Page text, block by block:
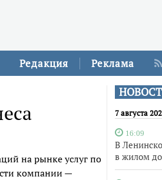
Редакция Реклама
7 августа
16:09
В
в жилом
на рынке услуг по
компании —